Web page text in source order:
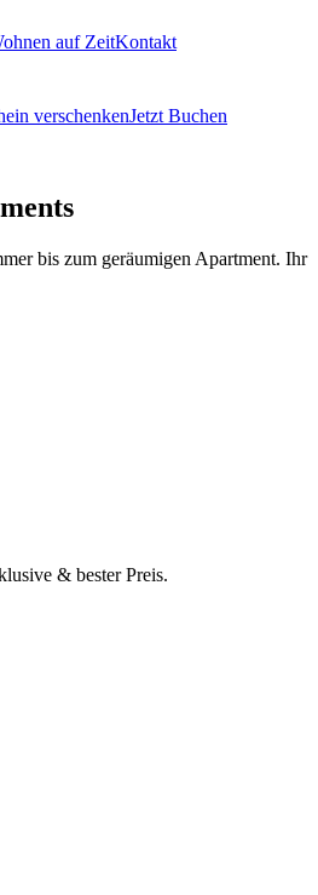
auf ZeitKontakt
verschenkenJetzt Buchen
bis zum geräumigen Apartment. Ihr
& bester Preis.